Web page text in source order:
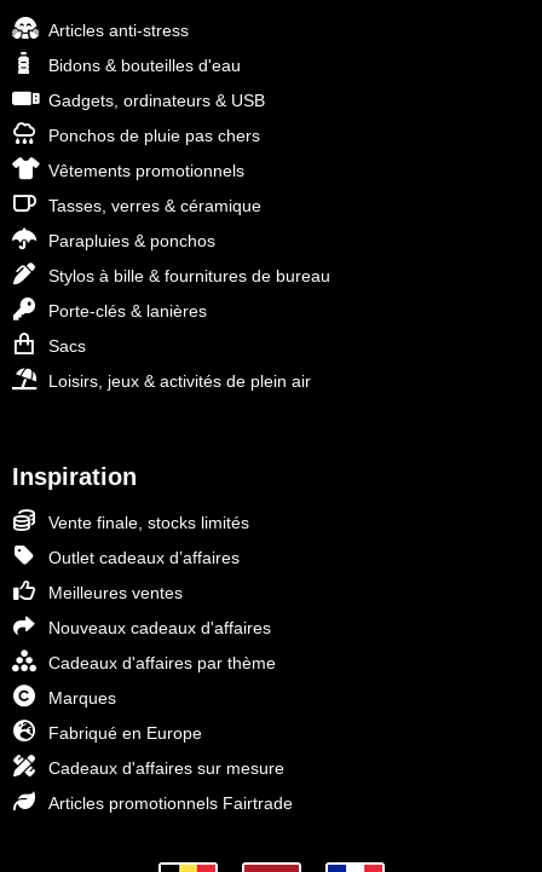
Articles anti-stress
Bidons & bouteilles d'eau
Gadgets, ordinateurs & USB
Ponchos de pluie pas chers
Vêtements promotionnels
Tasses, verres & céramique
Parapluies & ponchos
Stylos à bille & fournitures de bureau
Porte-clés & lanières
Sacs
Loisirs, jeux & activités de plein air
Inspiration
Vente finale, stocks limités
Outlet cadeaux d’affaires
Meilleures ventes
Nouveaux cadeaux d'affaires
Cadeaux d'affaires par thème
Marques
Fabriqué en Europe
Cadeaux d'affaires sur mesure
Articles promotionnels Fairtrade